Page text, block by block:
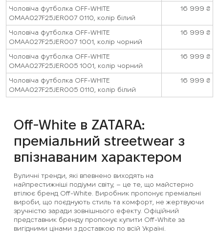
Чоловіча футболка OFF-WHITE
OMAA027F25JER007 0110, колір білий
16 999 ₴
Чоловіча футболка OFF-WHITE
OMAA027F25JER007 1001, колір чорний
16 999 ₴
Чоловіча футболка OFF-WHITE
OMAA027F25JER005 1001, колір чорний
16 999 ₴
Чоловіча футболка OFF-WHITE
OMAA027F25JER005 0110, колір білий
16 999 ₴
Off-White в ZATARA:
преміальний streetwear з
впізнаваним характером
Вуличні тренди, які впевнено виходять на
найпрестижніші подіуми світу, – це те, що майстерно
втілює бренд Off-White. Виробник пропонує преміальні
вироби, що поєднують стиль та комфорт, не жертвуючи
зручністю заради зовнішнього ефекту. Офіційний
представник бренду пропонує купити Off-White за
вигідними цінами з доставкою по всій Україні.